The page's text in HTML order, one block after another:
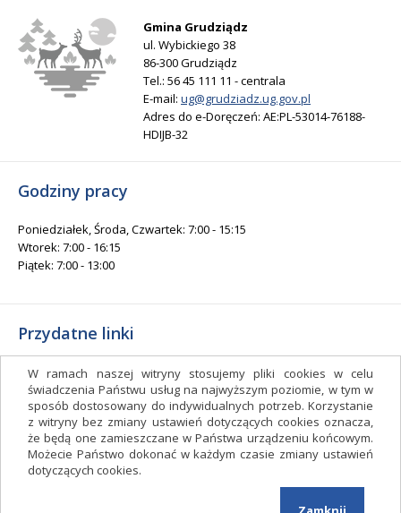
W ramach naszej witryny stosujemy pliki cookies w celu
świadczenia Państwu usług na najwyższym poziomie, w tym w
sposób dostosowany do indywidualnych potrzeb. Korzystanie
z witryny bez zmiany ustawień dotyczących cookies oznacza,
że będą one zamieszczane w Państwa urządzeniu końcowym.
Możecie Państwo dokonać w każdym czasie zmiany ustawień
dotyczących cookies.
Gmina Grudziądz
ul. Wybickiego 38
86-300 Grudziądz
Tel.: 56 45 111 11 - centrala
E-mail: ug@grudziadz.ug.gov.pl
Adres do e-Doręczeń: AE:PL-53014-76188-
HDIJB-32
Godziny pracy
Poniedziałek, Środa, Czwartek: 7:00 - 15:15
Wtorek: 7:00 - 16:15
Piątek: 7:00 - 13:00
Przydatne linki
Gminny Ośrodek Kultury i Sportu
Gminna Biblioteka Publiczna
facebook.com/gminagrudziadz
Deklaracja dostępności
Facebook